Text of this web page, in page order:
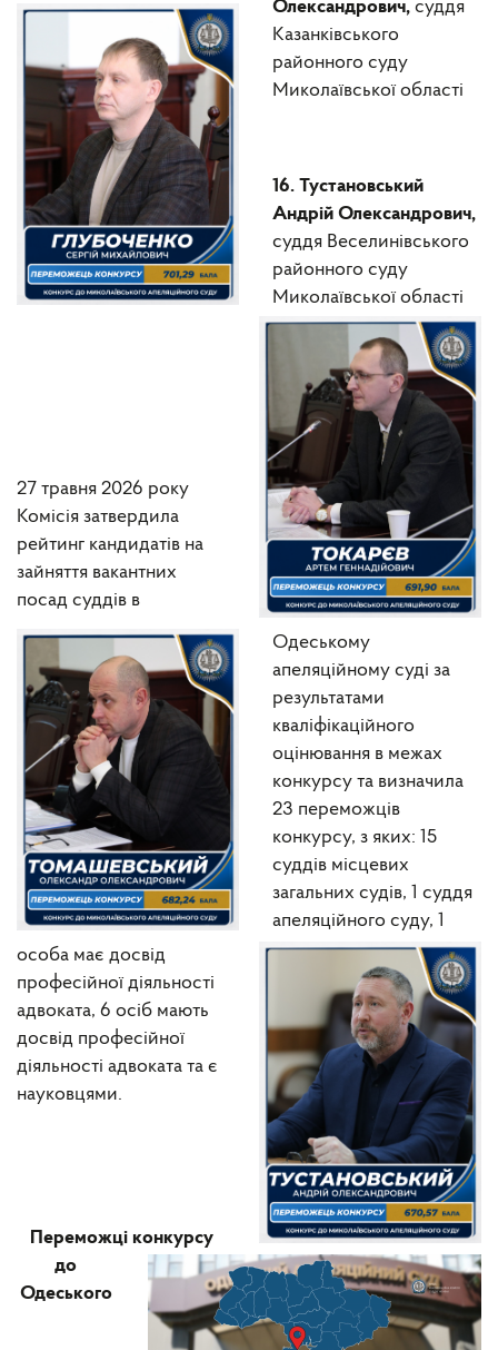
Олександрович, суддя
Казанківського
районного суду
Миколаївської області
16. Тустановський
Андрій Олександрович,
суддя Веселинівського
районного суду
Миколаївської області
27 травня 2026 року
Комісія затвердила
рейтинг кандидатів на
зайняття вакантних
посад суддів в
Одеському
апеляційному суді за
результатами
кваліфікаційного
оцінювання в межах
конкурсу та визначила
23 переможців
конкурсу, з яких: 15
суддів місцевих
загальних судів, 1 суддя
апеляційного суду, 1
особа має досвід
професійної діяльності
адвоката, 6 осіб мають
досвід професійної
діяльності адвоката та є
науковцями.
Переможці конкурсу
до
Одеського